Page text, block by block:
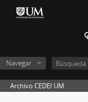
Navegar
Archivo CEDEI UM